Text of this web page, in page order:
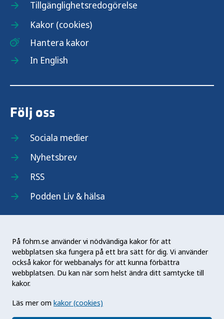
På fohm.se använder vi nödvändiga kakor för att
webbplatsen ska fungera på ett bra sätt för dig. Vi använder
också kakor för webbanalys för att kunna förbättra
webbplatsen. Du kan när som helst ändra ditt samtycke till
kakor.
Läs mer om kakor (cookies)
Tillgänglighetsredogörelse
Kakor (cookies)
Hantera kakor
In English
Följ oss
Sociala medier
Nyhetsbrev
RSS
Podden Liv & hälsa
Folkhälsomyndigheten (Fohm) är en nationell
kunskapsmyndighet som arbetar för en bättre
folkhälsa. Det gör myndigheten genom att
främja hälsa, förebygga ohälsa och skydda mot